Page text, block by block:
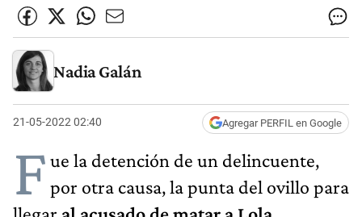
Nadia Galán
21-05-2022 02:40 Agregar PERFIL en Google
F ue la detención de un delincuente,
por otra causa, la punta del ovillo para